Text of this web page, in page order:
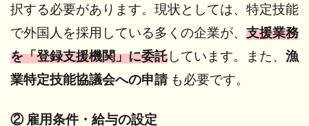
択する必要があります。現状としては、特定技能
で外国人を採用している多くの企業が、 支援業務
を「登録支援機関」に委託しています。また、 漁
業特定技能協議会への申請も必要です。
② 雇用条件・給与の設定